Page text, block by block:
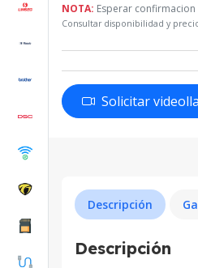
NOTA: Esperar
Consultar disponibilidad y
Solicitar
Descripción
Descripción